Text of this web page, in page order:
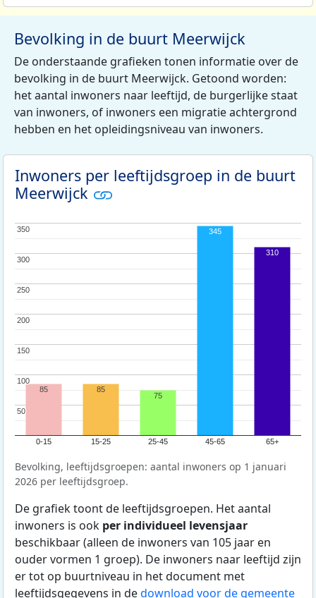
Bevolking in de buurt Meerwijck
De onderstaande grafieken tonen informatie over de
bevolking in de buurt Meerwijck. Getoond worden:
het aantal inwoners naar leeftijd, de burgerlijke staat
van inwoners, of inwoners een migratie achtergrond
hebben en het opleidingsniveau van inwoners.
Inwoners per leeftijdsgroep in de buurt
Meerwijck
0-15 15-25 25-45 45-65 65+
50
50
100
100
150
150
200
200
250
250
300
300
350
350
85 85
75
345
310
Bevolking, leeftijdsgroepen: aantal inwoners op 1 januari
2026 per leeftijdsgroep.
De grafiek toont de leeftijdsgroepen. Het aantal
inwoners is ook per individueel levensjaar
beschikbaar (alleen de inwoners van 105 jaar en
ouder vormen 1 groep). De inwoners naar leeftijd zijn
er tot op buurtniveau in het document met
leeftijdsgegevens in dedownload voor de gemeente